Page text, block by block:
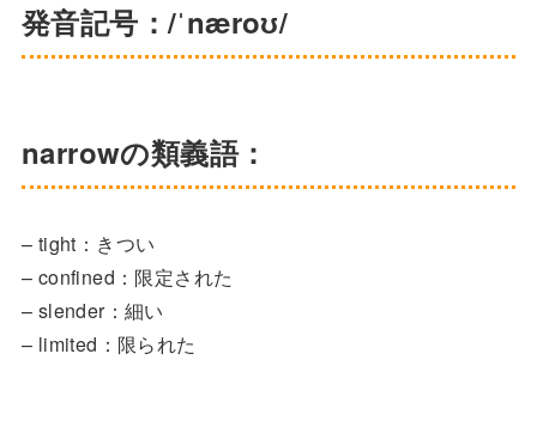
発音記号：/ˈnæroʊ/
narrowの類義語：
– tight：きつい
– confined：限定された
– slender：細い
– limited：限られた